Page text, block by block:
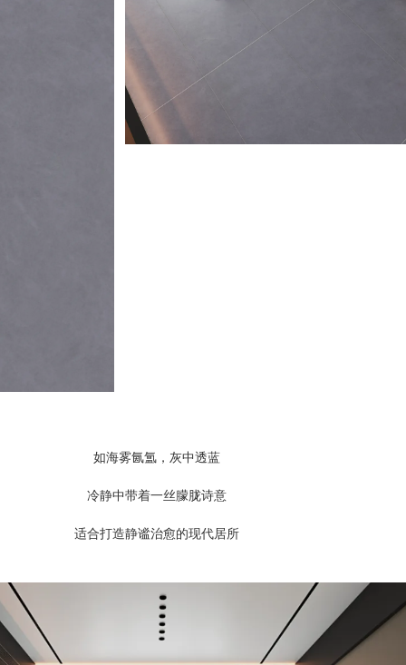
如海雾氤氲，灰中透蓝
冷静中带着一丝朦胧诗意
适合打造静谧治愈的现代居所